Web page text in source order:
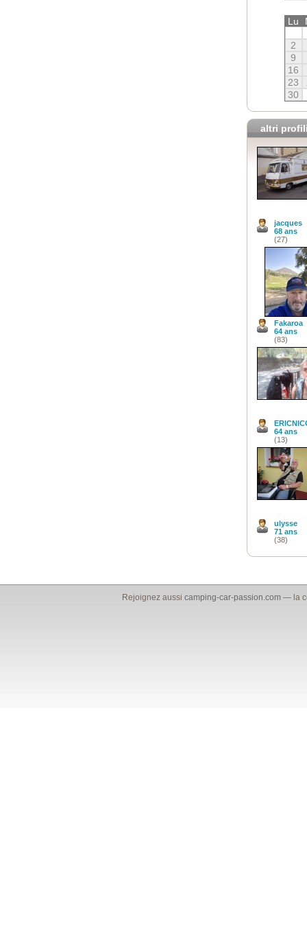
Lu
2
9
16
23
30
altri
jacques
68 ans
(27)
Fakaroa
64 ans
(83)
64 ans
(13)
ulysse
71 ans
(38)
Rejoignez aussicamping-car-passion.com — la